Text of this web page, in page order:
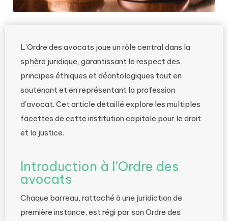
L’Ordre des avocats joue un rôle central dans la
sphère juridique, garantissant le respect des
principes éthiques et déontologiques tout en
soutenant et en représentant la profession
d’avocat. Cet article détaillé explore les multiples
facettes de cette institution capitale pour le droit
et la justice.
Introduction à l’Ordre des
avocats
Chaque barreau, rattaché à une juridiction de
première instance, est régi par son Ordre des